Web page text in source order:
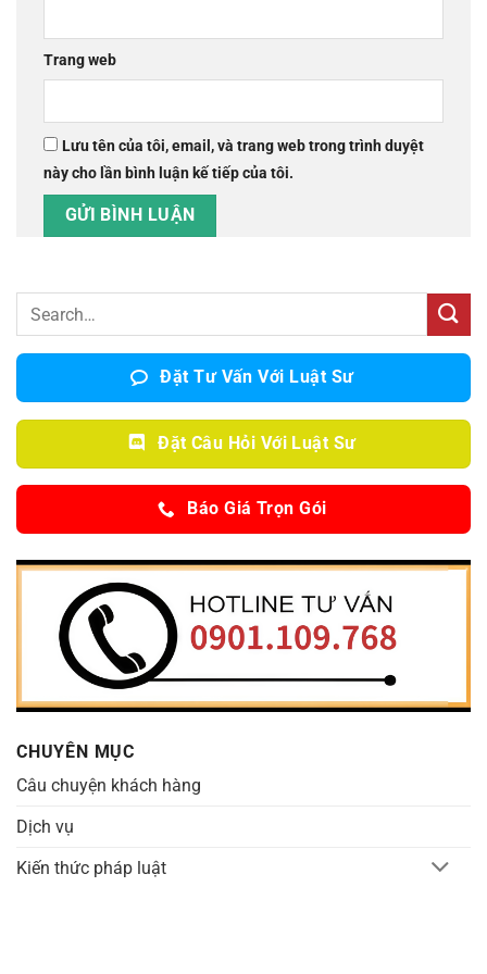
Trang web
Lưu tên của tôi, email, và trang web trong trình duyệt
này cho lần bình luận kế tiếp của tôi.
Đặt Tư Vấn Với Luật Sư
Đặt Câu Hỏi Với Luật Sư
Báo Giá Trọn Gói
CHUYÊN MỤC
Câu chuyện khách hàng
Dịch vụ
Kiến thức pháp luật